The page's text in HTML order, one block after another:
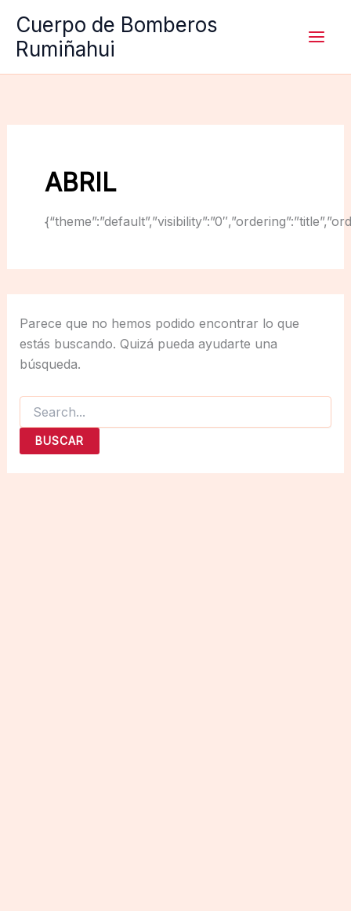
contenido
Cuerpo de Bomberos
Rumiñahui
ABRIL
Parece que no hemos podido encontrar lo que
estás buscando. Quizá pueda ayudarte una
búsqueda.
Buscar
por: